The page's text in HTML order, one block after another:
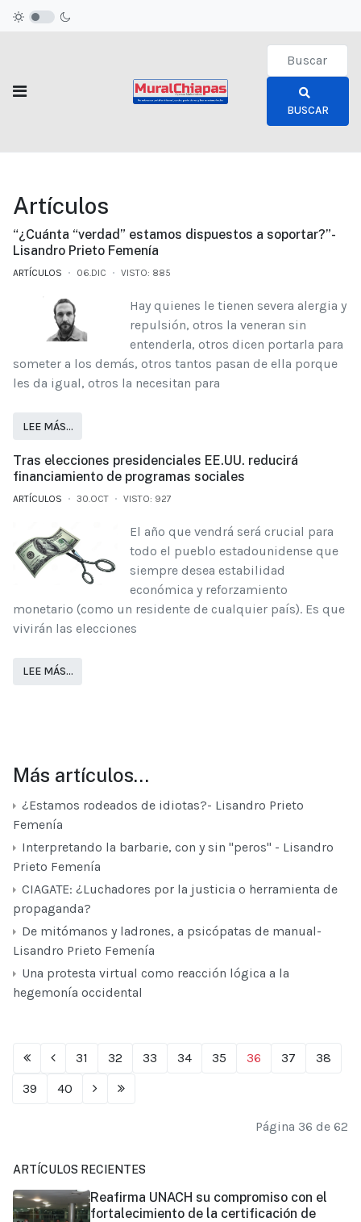
Type 2 or
BUSCAR
Artículos
“¿Cuánta “verdad” estamos dispuestos a soportar?”-
Lisandro Prieto Femenía
ARTÍCULOS 06.DIC VISTO: 885
Hay quienes le tienen severa alergia y
repulsión, otros la veneran sin
entenderla, otros dicen portarla para
someter a los demás, otros tantos pasan de ella porque
les da igual, otros la necesitan para
LEE MÁS…
Tras elecciones presidenciales EE.UU. reducirá
financiamiento de programas sociales
ARTÍCULOS 30.OCT VISTO: 927
El año que vendrá será crucial para
todo el pueblo estadounidense que
siempre desea estabilidad
económica y reforzamiento
monetario (como un residente de cualquier país). Es que
vivirán las elecciones
LEE MÁS…
Más artículos…
¿Estamos rodeados de idiotas?- Lisandro Prieto
Femenía
Interpretando la barbarie, con y sin "peros" - Lisandro
Prieto Femenía
CIAGATE: ¿Luchadores por la justicia o herramienta de
propaganda?
De mitómanos y ladrones, a psicópatas de manual-
Lisandro Prieto Femenía
Una protesta virtual como reacción lógica a la
hegemonía occidental
31 32 33 34 35 36 37
38
39
40
Página 36 de 62
ARTÍCULOS RECIENTES
Reafirma UNACH su compromiso con el
fortalecimiento de la certificación de